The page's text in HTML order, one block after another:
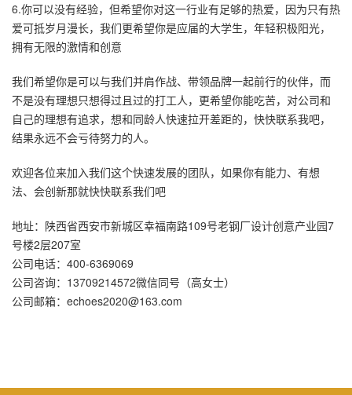
6.你可以没有经验，但希望你对这一行业有足够的热爱，因为只有热
爱可抵岁月漫长，我们更希望你是应届的大学生，年轻积极阳光，
拥有无限的激情和创意
我们希望你是可以与我们并肩作战、带领品牌一起前行的伙伴，而
不是没有理想只想得过且过的打工人，更希望你能吃苦，对公司和
自己的理想有追求，想和同龄人快速拉开差距的，快快联系我吧，
结果永远不会亏待努力的人。
欢迎各位来加入我们这个快速发展的团队，如果你有能力、有想
法、会创新那就快快联系我们吧
地址：陕西省西安市新城区幸福南路109号老钢厂设计创意产业园7
号楼2层207室
公司电话：400-6369069
公司咨询：13709214572微信同号（高女士）
公司邮箱：echoes2020@163.com